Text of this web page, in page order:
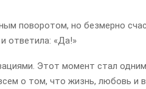
поворотом, но безмерно
ответила: «Да!»
Этот момент стал
о том, что жизнь, любовь и